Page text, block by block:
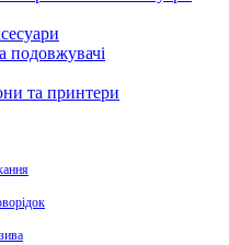
подовжувачі
та принтери